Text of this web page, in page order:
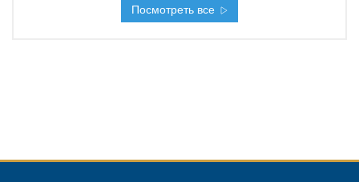
Посмотреть все